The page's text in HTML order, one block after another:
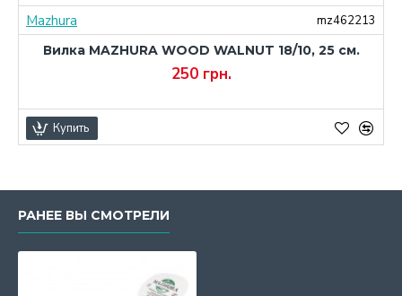
Mazhura
mz462213
Вилка MAZHURA WOOD WALNUT 18/10, 25 см.
250 грн.
Купить
РАНЕЕ ВЫ СМОТРЕЛИ